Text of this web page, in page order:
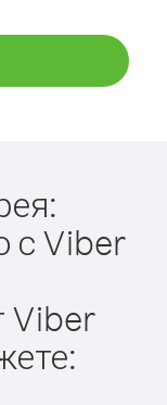
с Viber
Viber